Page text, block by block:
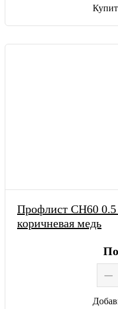
Профлист СН60 0.5
коричневая медь
–